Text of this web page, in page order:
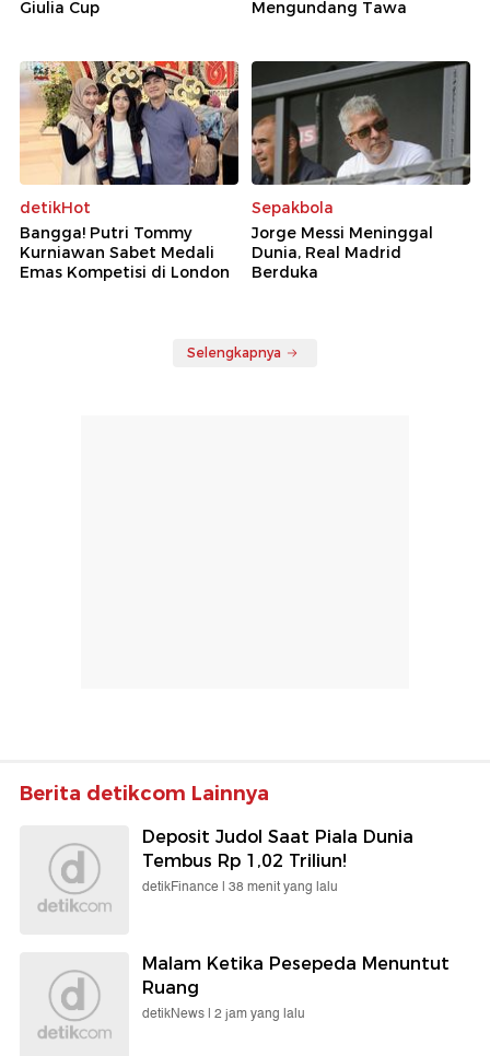
Giulia Cup Mengundang Tawa
detikHot
Bangga! Putri Tommy
Kurniawan Sabet Medali
Emas Kompetisi di London
Sepakbola
Jorge Messi Meninggal
Dunia, Real Madrid
Berduka
Selengkapnya
Berita detikcom Lainnya
Deposit Judol Saat Piala Dunia
Tembus Rp 1,02 Triliun!
detikFinance | 38 menit yang lalu
Malam Ketika Pesepeda Menuntut
Ruang
detikNews | 2 jam yang lalu